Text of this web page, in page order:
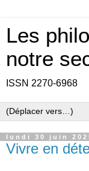
Les
notre
ISSN 2270-6968
lundi 30 juin
Vivre en